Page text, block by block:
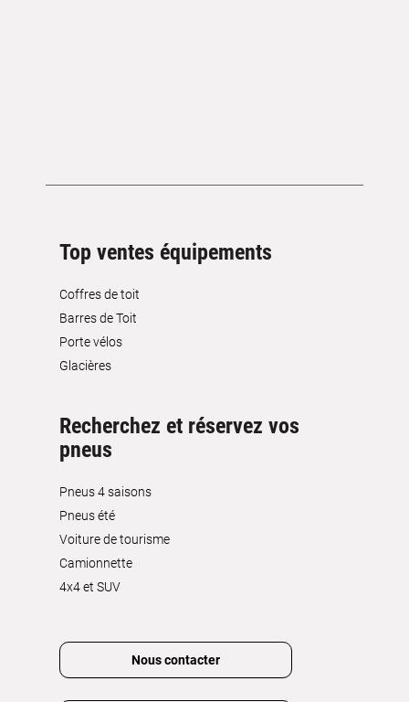
Top ventes équipements
Coffres de toit
Barres de Toit
Porte vélos
Glacières
Recherchez et réservez vos
pneus
Pneus 4 saisons
Pneus été
Voiture de tourisme
Camionnette
4x4 et SUV
Nous contacter